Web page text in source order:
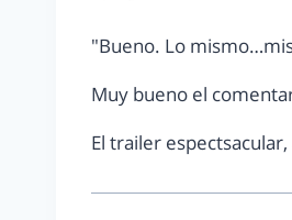
"Bueno. Lo
Muy bueno el
El trailer